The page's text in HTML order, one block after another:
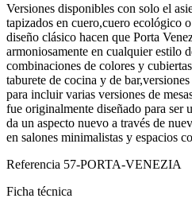
Versiones disponibles con solo el
tapizados en cuero,cuero ecológico
diseño clásico hacen que Porta
armoniosamente en cualquier estilo
combinaciones de colores y
taburete de cocina y de
para incluir varias versiones de
fue originalmente diseñado para ser
da un aspecto nuevo a través de
en salones minimalistas y espacios
Referencia 57-PORTA-VENEZIA
Ficha técnica